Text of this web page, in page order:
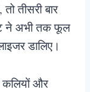
तीसरी बार
ने अभी तक फूल
डालिए।
और